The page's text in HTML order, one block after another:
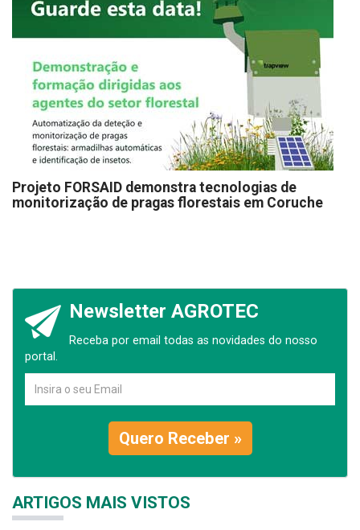
Projeto FORSAID demonstra tecnologias de
monitorização de pragas florestais em Coruche
Newsletter AGROTEC
Receba por email todas as novidades do nosso
portal.
Quero Receber »
ARTIGOS MAIS VISTOS